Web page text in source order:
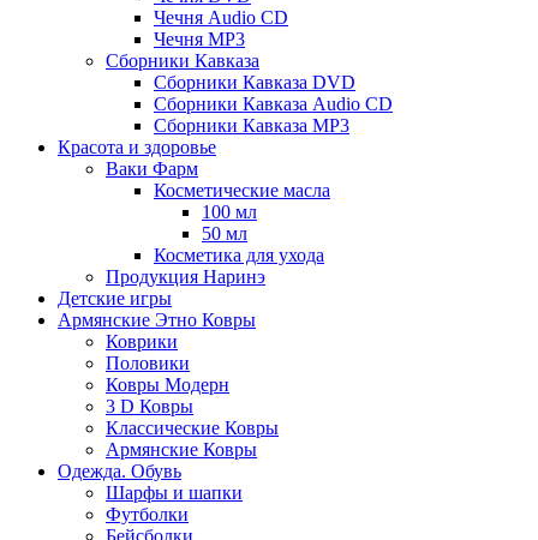
Чечня Audio CD
Чечня MP3
Сборники Кавказа
Сборники Кавказа DVD
Сборники Кавказа Audio CD
Сборники Кавказа MP3
Красота и здоровье
Ваки Фарм
Косметические масла
100 мл
50 мл
Косметика для ухода
Продукция Наринэ
Детские игры
Армянские Этно Ковры
Коврики
Половики
Ковры Модерн
3 D Ковры
Классические Ковры
Армянские Ковры
Одежда. Обувь
Шарфы и шапки
Футболки
Бейсболки